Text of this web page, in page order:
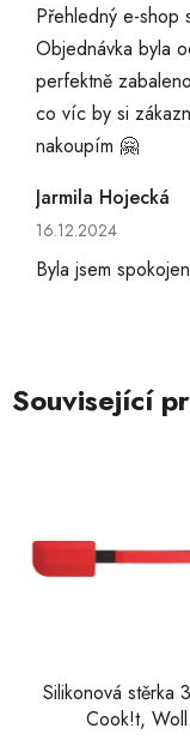
Přehledný e-shop
Objednávka byla
perfektně
co víc by si
nakoupím 🤗
Jarmila Hojecká
Hodnocení
16.12.2024
Byla jsem
Související
Silikonová stěrka
Cook!t, Woll